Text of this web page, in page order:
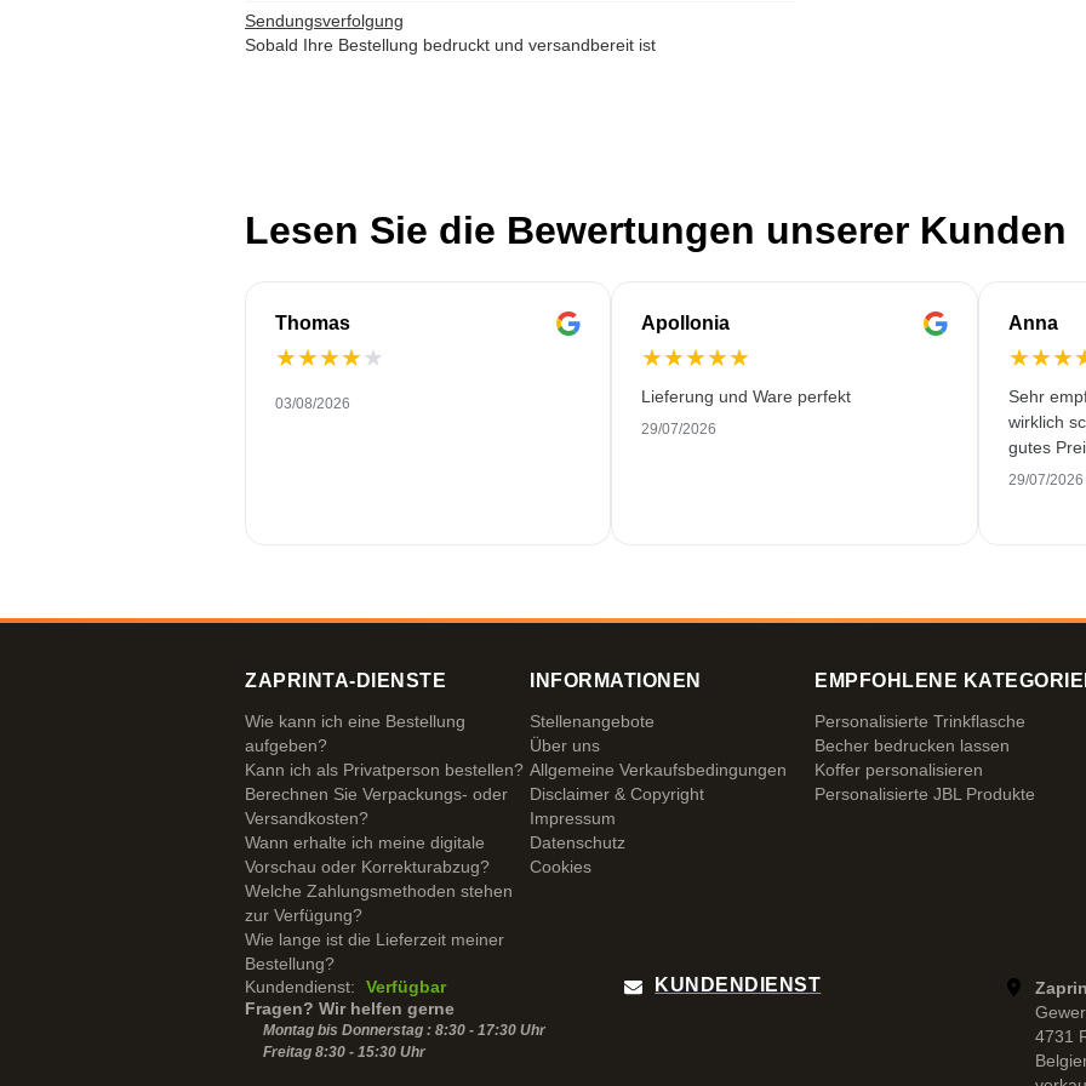
Sendungsverfolgung
Sobald Ihre Bestellung bedruckt und versandbereit ist
Lesen Sie die Bewertungen unserer Kunden
Thomas
★★★★★
03/08/2026
Apollonia
★★★★★
Lieferung und Ware perfekt
29/07/2026
Anna
★★★
Sehr
wirklich
gutes
29/07/2026
ZAPRINTA-DIENSTE
Wie kann ich eine Bestellung
aufgeben?
Kann ich als Privatperson bestellen?
Berechnen Sie Verpackungs- oder
Versandkosten?
Wann erhalte ich meine digitale
Vorschau oder Korrekturabzug?
Welche Zahlungsmethoden stehen
zur Verfügung?
Wie lange ist die Lieferzeit meiner
Bestellung?
INFORMATIONEN
Stellenangebote
Über uns
Allgemeine Verkaufsbedingungen
Disclaimer & Copyright
Impressum
Datenschutz
Cookies
EMPFOHLENE
Personalisierte Trinkflasche
Becher bedrucken lassen
Koffer personalisieren
Personalisierte JBL Produkte
Kundendienst:
Verfügbar
Fragen? Wir helfen gerne
Montag bis Donnerstag : 8:30 - 17:30 Uhr
Freitag 8:30 - 15:30 Uhr
KUNDENDIENST
4731